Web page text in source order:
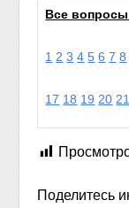
Все вопросы
1 2 3 4 5 6 7 8
17 18 19 20 21
Поделитесь